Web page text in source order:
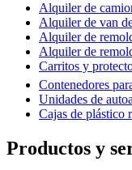
Alquiler de
Alquiler de van
Alquiler de
Alquiler de
Carritos y
Contenedores
Unidades de
Cajas de plástico
Productos y